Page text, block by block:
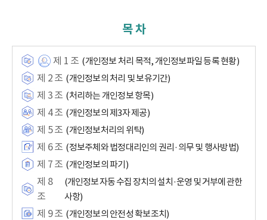
목 차
제 1 조 (개인정보 처리 목적, 개인정보파일 등록 현황)
제 2 조 (개인정보의 처리 및 보유기간)
제 3 조 (처리하는 개인정보 항목)
제 4 조 (개인정보의 제3자 제공)
제 5 조 (개인정보처리의 위탁)
제 6 조 (정보주체와 법정대리인의 권리·의무 및 행사방법)
제 7 조 (개인정보의 파기)
제 8
조
(개인정보 자동 수집 장치의 설치·운영 및 거부에 관한
사항)
제 9 조 (개인정보의 안전성 확보조치)